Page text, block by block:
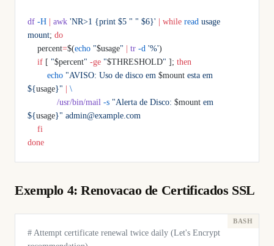
df -H awk 'NR>1 {print $5 " " $6}' while read usage
mount; do
    percent
=$(echo "$usage" tr -d '%')
    if
[ "$percent" -ge "$THRESHOLD" ]; then
        echo
"AVISO: Uso de disco em $mount esta em
${usage}"
\
            /usr/bin/mail
-s "Alerta de Disco: $mount em
${usage}" admin@example.com
    fi
done
Exemplo 4: Renovacao de Certificados SSL
# Attempt certificate renewal twice daily (Let's Encrypt